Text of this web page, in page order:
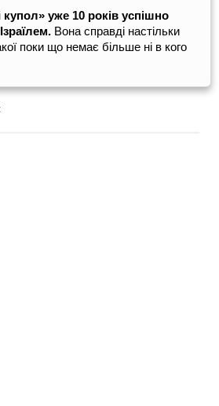
уже 10 років успішно
Вона справді настільки
поки що немає більше ні в кого